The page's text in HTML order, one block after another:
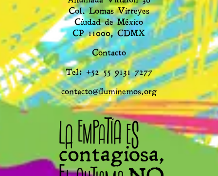
Col. Lomas Virreyes
Ciudad de México
CP 11000, CDMX
Contacto
Tel: +52 55 9131 7277
contacto@iluminemos.org